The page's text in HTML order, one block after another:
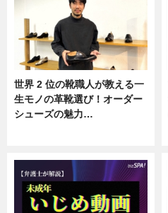
世界 2 位の靴職人が教える一
生モノの革靴選び！オーダー
シューズの魅力…